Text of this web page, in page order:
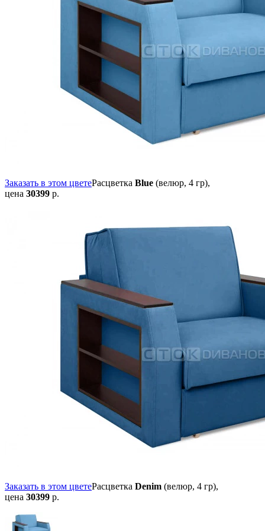
Заказать в этом цветеРасцветка Blue (велюр, 4 гр),
цена 30399 р.
Заказать в этом цветеРасцветка Denim (велюр, 4 гр),
цена 30399 р.